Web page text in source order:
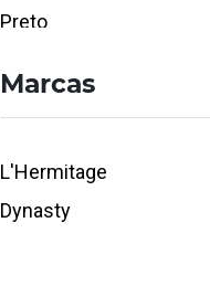
Preto
Marcas
L'Hermitage
Dynasty